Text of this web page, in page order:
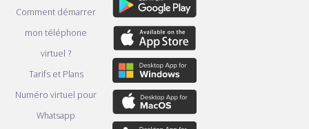
Comment démarrer
mon téléphone
virtuel ?
Tarifs et Plans
Numéro virtuel pour
Whatsapp